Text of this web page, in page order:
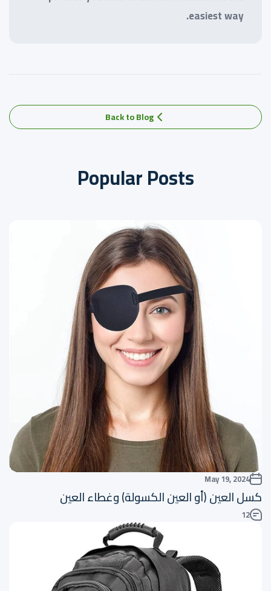
easiest way.
Back to Blog
Popular Posts
May 19, 2024
كسل العين (أو العين الكسولة) وغطاء العين
12